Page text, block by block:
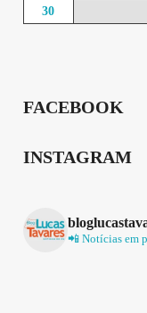
30
FACEBOOK
INSTAGRAM
📲 Notícias em